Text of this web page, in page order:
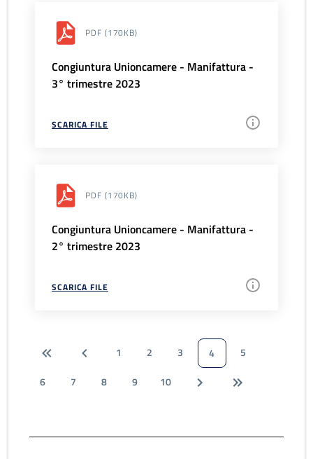
PDF (170KB)
Congiuntura Unioncamere - Manifattura -
3° trimestre 2023
SCARICA FILE
PDF (170KB)
Congiuntura Unioncamere - Manifattura -
2° trimestre 2023
SCARICA FILE
1 2 3 4
5
6
7 8 9 10